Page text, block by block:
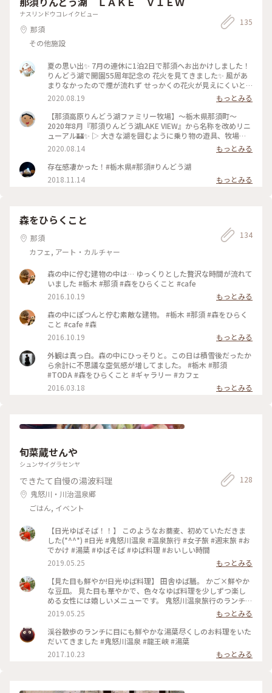
ナスリンドウコレイクビュー
那須
その他施設
135
夏の思い出✨ 7月の連休に1泊2日で那須へお出かけしました！
りんどう湖で開園55周年記念の 花火を見てきました✨ 風があ
まりなかったので煙が流れず せっかくの花火が見えにくいと
きもありました😅 打ち上げ場所から少し遠くにはなりますが
特別席に座りゆったりと見ることができました😌 打ち上げ花
火、横から見ました！ もうすぐ夏も終わり。 今年の夏は、こ
の花火が 最初で最後になりそうです。 来年はいつも通りの夏
がくるといいな。 #わたしの街 #栃木 #那須 #りんどう湖 #花火
2020.08.19
もっとみる
【那須高原りんどう湖ファミリー牧場】〜栃木県那須町〜
2020年8月『那須りんどう湖LAKE VIEW』から名称を改めリニ
ューアル🏰✨ ▷ 大きな湖を囲むように乗り物の遊具、牧場、
レストランなどがあり、の〜んびりと過ごすことができます😊
▷ こだわりのソフトクリームやチーズなどは絶品です🍦🐮✨ #
栃木 #那須高原 #那須りんどう湖LAKEVIEW #りんどう湖ファ
2020.08.14
もっとみる
存在感凄かった！#栃木県#那須#りんどう湖
2018.11.14
もっとみる
森をひらくこと
那須
カフェ, アート・カルチャー
134
森の中に佇む建物の中は… ゆっくりとした贅沢な時間が流れて
いました #栃木 #那須 #森をひらくこと #cafe
2016.10.19
もっとみる
森の中にぽつんと佇む素敵な建物。 #栃木 #那須 #森をひらく
こと #cafe #森
2016.10.19
もっとみる
外観は真っ白。森の中にひっそりと。この日は積雪後だったか
ら余計に不思議な空気感が増してました。 #栃木 #那須
#TODA #森をひらくこと #ギャラリー #カフェ
2016.03.18
もっとみる
旬菜蔵せんや
シュンサイグラセンヤ
できたて自慢の湯波料理
鬼怒川・川治温泉郷
ごはん, イベント
128
【日光ゆばそば！！】 このようなお蕎麦、初めていただきま
した(*^^*) #日光 #鬼怒川温泉 #温泉旅行 #女子旅 #週末旅 #お
でかけ #湯葉 #ゆばそば #ゆば料理 #おいしい時間
2019.05.25
もっとみる
【見た目も鮮やか!日光ゆば料理】 田舎ゆば膳。 かご×鮮やか
な豆皿。 見た目も華やかで、色々なゆば料理を少しずつ楽し
める女性には嬉しいメニューです。 鬼怒川温泉旅行のランチに
立ち寄りました。 ゆばさし くるくる巻かれた揚げ湯葉 ゆばの
天ぷら etc. とても美味しゅうございました(^^)(^^) #日光 #鬼
怒川温泉 #温泉旅行 #週末旅 #女子旅 #おでかけ #湯葉 #揚げ湯
葉 #ご当地グルメ #おいしい時間 #ランチ
2019.05.25
もっとみる
渓谷散歩のランチに目にも鮮やかな湯葉尽くしのお料理をいた
だいてきました #鬼怒川温泉 #龍王峡 #湯葉
2017.10.23
もっとみる